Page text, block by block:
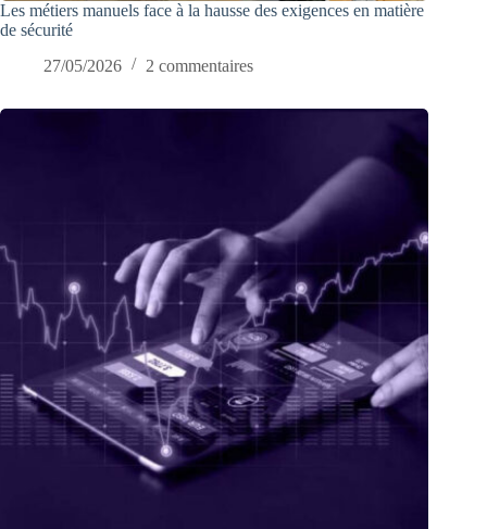
Les métiers manuels face à la hausse des exigences en matière
de sécurité
27/05/2026
2 commentaires